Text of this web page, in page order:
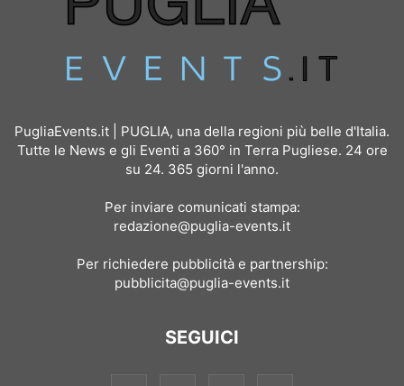
PugliaEvents.it | PUGLIA, una della regioni più belle d'Italia.
Tutte le News e gli Eventi a 360° in Terra Pugliese. 24 ore
su 24. 365 giorni l'anno.
Per inviare comunicati stampa:
redazione@puglia-events.it
Per richiedere pubblicità e partnership:
pubblicita@puglia-events.it
SEGUICI